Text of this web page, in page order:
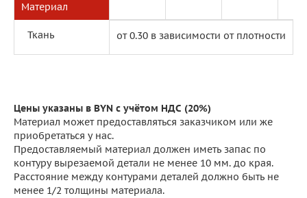
Материал
Ткань от 0.30 в зависимости от плотности
Цены указаны в BYN с учётом НДС (20%)
Материал может предоставляться заказчиком или же
приобретаться у нас.
Предоставляемый материал должен иметь запас по
контуру вырезаемой детали не менее 10 мм. до края.
Расстояние между контурами деталей должно быть не
менее 1/2 толщины материала.